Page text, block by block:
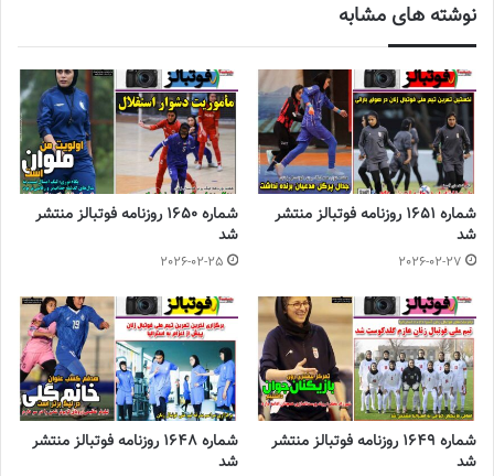
◾️با فوتبالز همراه شوید◾️
فوتبالز را در اینستاگرام دنبال
کنید◾️
footballs.women@
برچسب ها روزنامه فوتبالز فوتبال بانوان فوتبال زنان
فوتسال بانوان
فوتسال زنان
نوشته های مشابه
شماره 1651 روزنامه فوتبالز منتشر
شد
2026-02-27
شماره 1650 روزنامه فوتبالز منتشر
شد
2026-02-25
شماره 1649 روزنامه فوتبالز منتشر
شد
شماره 1648 روزنامه فوتبالز منتشر
شد